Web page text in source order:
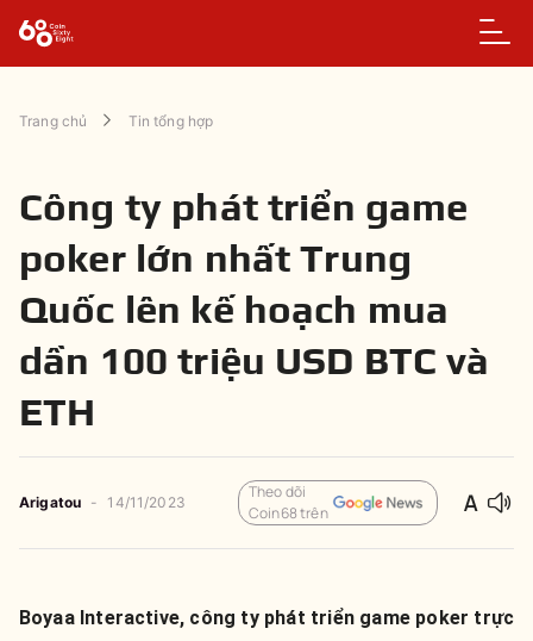
Trang chủ Tin tổng hợp
Công ty phát triển game
poker lớn nhất Trung
Quốc lên kế hoạch mua
dần 100 triệu USD BTC và
ETH
Arigatou - 14/11/2023
Theo dõi
Coin68 trên
Boyaa Interactive, công ty phát triển game poker trực